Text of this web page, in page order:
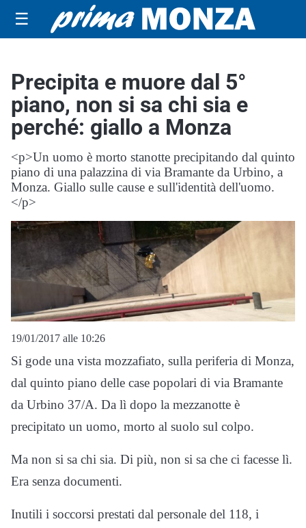
☰
Precipita e muore dal 5°
piano, non si sa chi sia e
perché: giallo a Monza
<p>Un uomo è morto stanotte precipitando dal quinto
piano di una palazzina di via Bramante da Urbino, a
Monza. Giallo sulle cause e sull'identità dell'uomo.
</p>
19/01/2017 alle 10:26
Si gode una vista mozzafiato, sulla periferia di Monza,
dal quinto piano delle case popolari di via Bramante
da Urbino 37/A. Da lì dopo la mezzanotte è
precipitato un uomo, morto al suolo sul colpo.
Ma non si sa chi sia. Di più, non si sa che ci facesse lì.
Era senza documenti.
Inutili i soccorsi prestati dal personale del 118, i